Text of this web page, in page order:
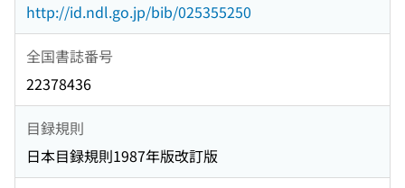
http://id.ndl.go.jp/bib/025355250
全国書誌番号
22378436
目録規則
日本目録規則1987年版改訂版